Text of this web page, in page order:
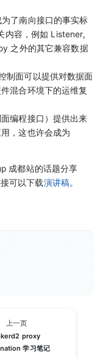
了南向接口的事实标
内容，例如 Listener,
之外的其它兼容数据
制面可以提供对数据面
混合环境下的运维复
编程接口）提供出来
，这也许会成为
成都站的话题分享
可以下载演讲稿。
上一页
proxy
学习笔记